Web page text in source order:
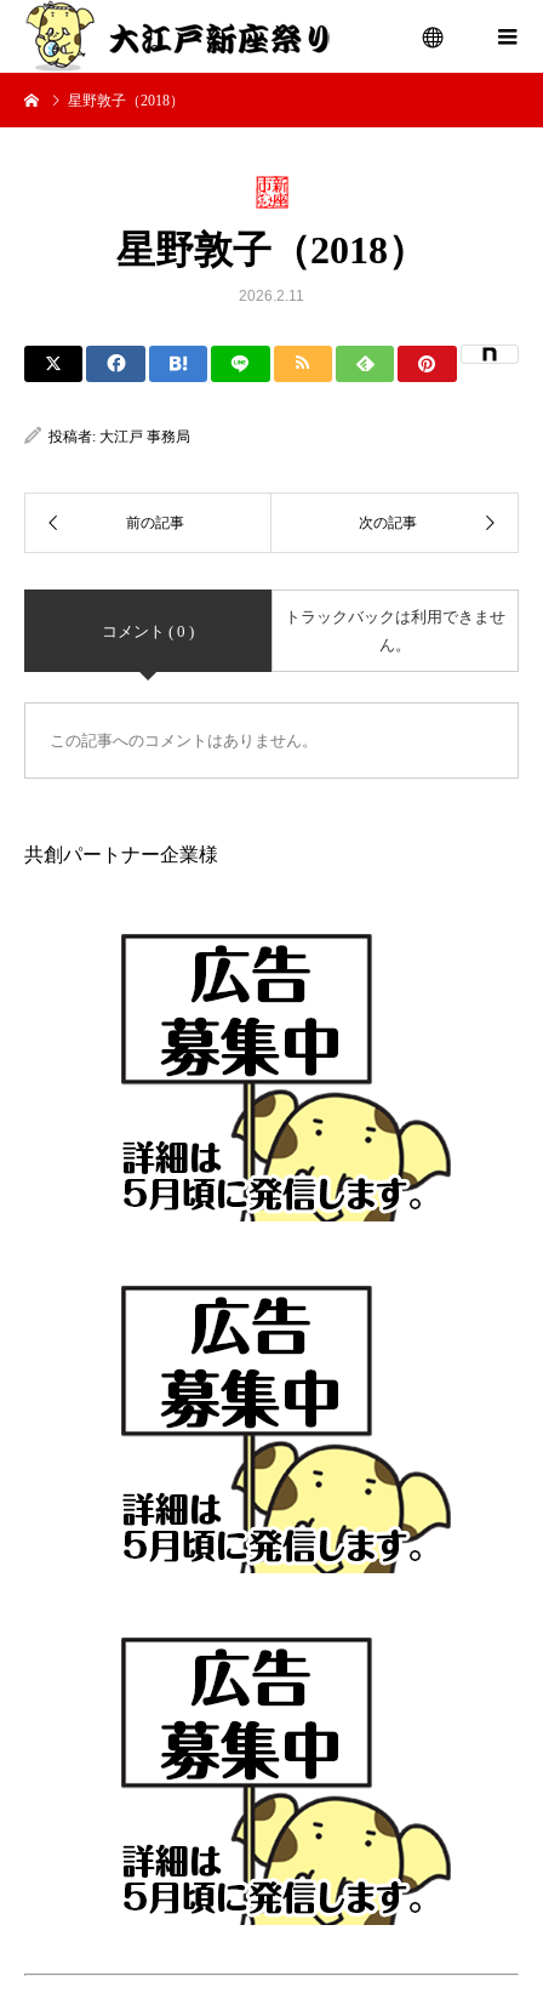
星野敦子（2018）
星野敦子（2018）
2026.2.11
投稿者: 大江戸 事務局
コメント ( 0 )
トラックバックは利用できませ
ん。
この記事へのコメントはありません。
共創パートナー企業様